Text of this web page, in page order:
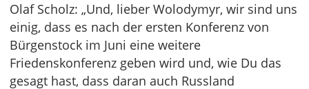
Olaf Scholz: „Und, lieber Wolodymyr, wir sind uns
einig, dass es nach der ersten Konferenz von
Bürgenstock im Juni eine weitere
Friedenskonferenz geben wird und, wie Du das
gesagt hast, dass daran auch Russland